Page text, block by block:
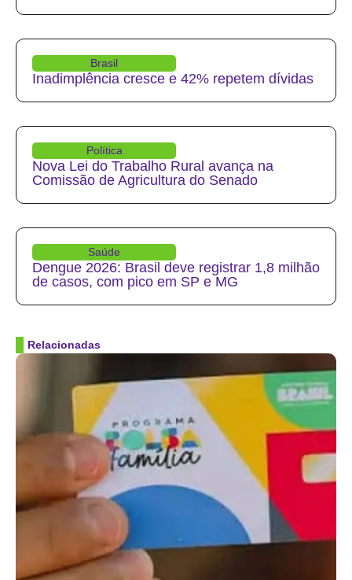
Brasil
Inadimplência cresce e 42% repetem dívidas
Política
Nova Lei do Trabalho Rural avança na
Comissão de Agricultura do Senado
Saúde
Dengue 2026: Brasil deve registrar 1,8 milhão
de casos, com pico em SP e MG
Relacionadas